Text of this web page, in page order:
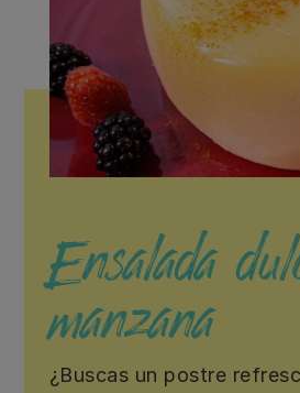
Ensalada
manzana
¿Buscas un postre